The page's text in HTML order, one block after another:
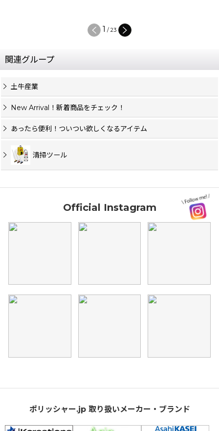
1 / 23
関連グループ
土牛産業
New Arrival！新着商品をチェック！
あったら便利！ついつい欲しくなるアイテム
清掃ツール
Official Instagram
ポリッシャー.jp 取り扱いメーカー・ブランド